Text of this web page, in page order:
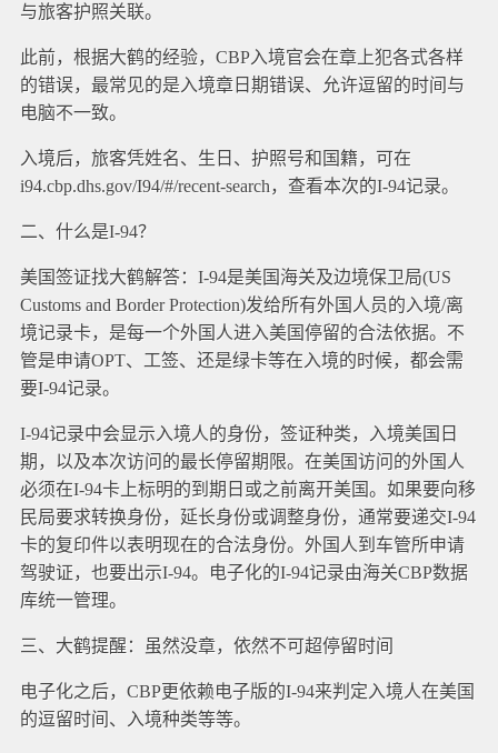
与旅客护照关联。
此前，根据大鹤的经验，CBP入境官会在章上犯各式各样
的错误，最常见的是入境章日期错误、允许逗留的时间与
电脑不一致。
入境后，旅客凭姓名、生日、护照号和国籍，可在
i94.cbp.dhs.gov/I94/#/recent-search，查看本次的I-94记录。
二、什么是I-94？
美国签证找大鹤解答：I-94是美国海关及边境保卫局(US
Customs and Border Protection)发给所有外国人员的入境/离
境记录卡，是每一个外国人进入美国停留的合法依据。不
管是申请OPT、工签、还是绿卡等在入境的时候，都会需
要I-94记录。
I-94记录中会显示入境人的身份，签证种类，入境美国日
期，以及本次访问的最长停留期限。在美国访问的外国人
必须在I-94卡上标明的到期日或之前离开美国。如果要向移
民局要求转换身份，延长身份或调整身份，通常要递交I-94
卡的复印件以表明现在的合法身份。外国人到车管所申请
驾驶证，也要出示I-94。电子化的I-94记录由海关CBP数据
库统一管理。
三、大鹤提醒：虽然没章，依然不可超停留时间
电子化之后，CBP更依赖电子版的I-94来判定入境人在美国
的逗留时间、入境种类等等。